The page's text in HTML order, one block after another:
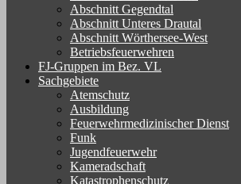
Abschnitt Gegendtal
Abschnitt Unteres Drautal
Abschnitt Wörthersee-West
Betriebsfeuerwehren
FJ-Gruppen im Bez. VL
Sachgebiete
Atemschutz
Ausbildung
Feuerwehrmedizinischer Dienst
Funk
Jugendfeuerwehr
Kameradschaft
Katastrophenschutz